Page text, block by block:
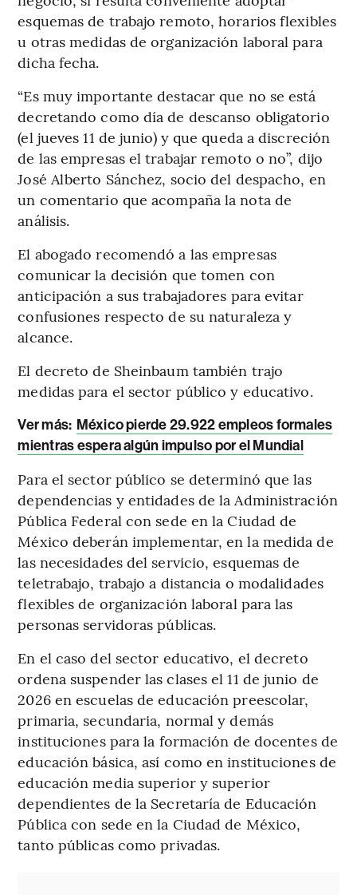
esquemas de trabajo remoto, horarios flexibles
u otras medidas de organización laboral para
dicha fecha.
“Es muy importante destacar que no se está
decretando como día de descanso obligatorio
(el jueves 11 de junio) y que queda a discreción
de las empresas el trabajar remoto o no”, dijo
José Alberto Sánchez, socio del despacho, en
un comentario que acompaña la nota de
análisis.
El abogado recomendó a las empresas
comunicar la decisión que tomen con
anticipación a sus trabajadores para evitar
confusiones respecto de su naturaleza y
alcance.
El decreto de Sheinbaum también trajo
medidas para el sector público y educativo.
Ver más: México pierde 29.922 empleos formales
mientras espera algún impulso por el Mundial
Para el sector público se determinó que las
dependencias y entidades de la Administración
Pública Federal con sede en la Ciudad de
México deberán implementar, en la medida de
las necesidades del servicio, esquemas de
teletrabajo, trabajo a distancia o modalidades
flexibles de organización laboral para las
personas servidoras públicas.
En el caso del sector educativo, el decreto
ordena suspender las clases el 11 de junio de
2026 en escuelas de educación preescolar,
primaria, secundaria, normal y demás
instituciones para la formación de docentes de
educación básica, así como en instituciones de
educación media superior y superior
dependientes de la Secretaría de Educación
Pública con sede en la Ciudad de México,
tanto públicas como privadas.